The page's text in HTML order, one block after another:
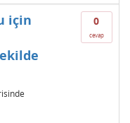
0
cevap
için